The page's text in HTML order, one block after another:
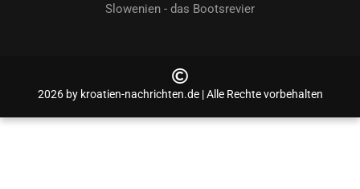
Slowenien - das Bootsrevier
2026 by kroatien-nachrichten.de | Alle Rechte vorbehalten